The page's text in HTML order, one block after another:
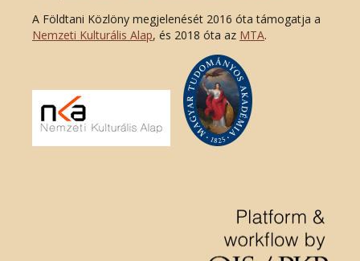
A Földtani Közlöny megjelenését 2016 óta támogatja a
Nemzeti Kulturális Alap, és 2018 óta az MTA.